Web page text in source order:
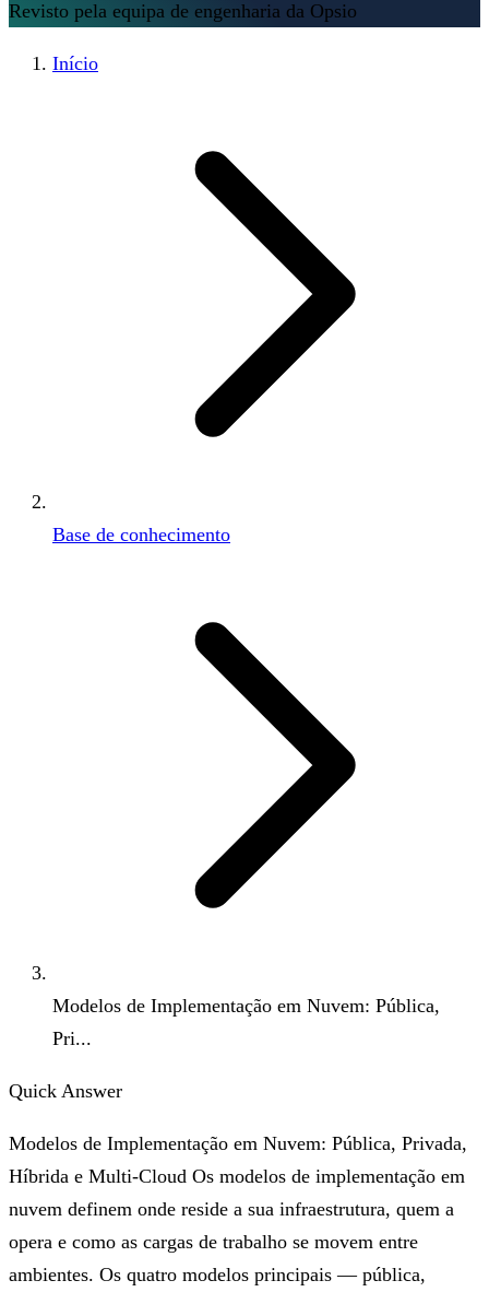
Revisto pela equipa de engenharia da Opsio
Início
Base de conhecimento
Modelos de Implementação em Nuvem: Pública,
Pri...
Quick Answer
Modelos de Implementação em Nuvem: Pública, Privada,
Híbrida e Multi-Cloud Os modelos de implementação em
nuvem definem onde reside a sua infraestrutura, quem a
opera e como as cargas de trabalho se movem entre
ambientes. Os quatro modelos principais — pública,